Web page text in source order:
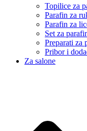
Topilice za
Parafin za
Parafin za
Set za
Preparati za
Pribor i
Za salone